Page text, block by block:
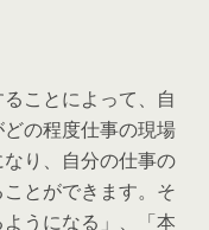
ことによって、自
の程度仕事の現場
り、自分の仕事の
とができます。そ
うになる」、「本